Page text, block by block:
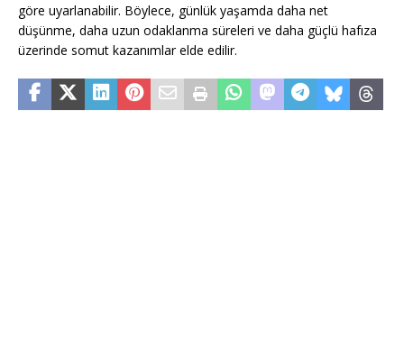
göre uyarlanabilir. Böylece, günlük yaşamda daha net
düşünme, daha uzun odaklanma süreleri ve daha güçlü hafıza
üzerinde somut kazanımlar elde edilir.